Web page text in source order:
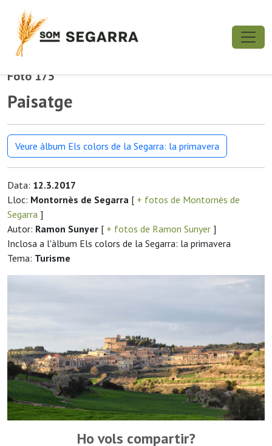
Foto 175
Paisatge
Veure àlbum Els colors de la Segarra: la primavera
Data: 12.3.2017
Lloc: Montornès de Segarra [ + fotos de Montornès de
Segarra ]
Autor: Ramon Sunyer [ + fotos de Ramon Sunyer ]
Inclosa a l'àlbum Els colors de la Segarra: la primavera
Tema: Turisme
Ho vols compartir?